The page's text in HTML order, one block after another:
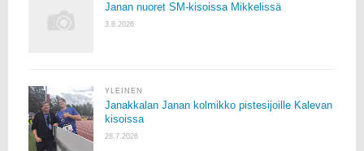
Janan nuoret SM-kisoissa Mikkelissä
3.8.2026
YLEINEN
Janakkalan Janan kolmikko pistesijoille Kalevan
kisoissa
28.7.2026